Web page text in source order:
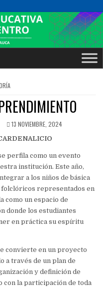
13 NOVIEMBRE, 2024
perfila como un evento
institución. Este año,
a los niños de básica
representados en
como un espacio de
donde los estudiantes
en práctica su espíritu
convierte en un proyecto
a través de un plan de
y definición de
con la participación de toda